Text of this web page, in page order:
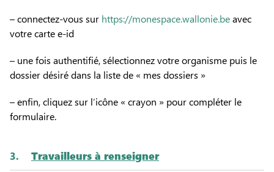
– connectez-vous sur https://monespace.wallonie.beavec
votre carte e-id
– une fois authentifié, sélectionnez votre organisme puis le
dossier désiré dans la liste de « mes dossiers »
– enfin, cliquez sur l’icône « crayon » pour compléter le
formulaire.
3. Travailleurs à renseigner